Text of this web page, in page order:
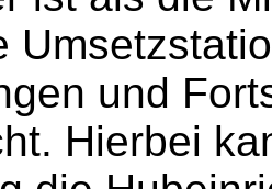
und
Hierbei